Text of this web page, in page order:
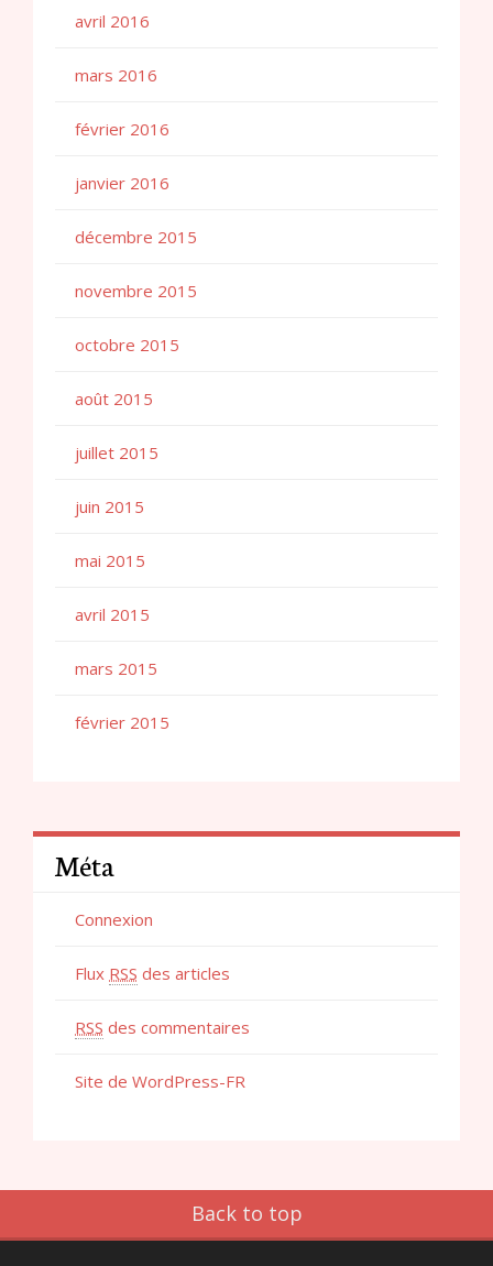
avril 2016
mars 2016
février 2016
janvier 2016
décembre 2015
novembre 2015
octobre 2015
août 2015
juillet 2015
juin 2015
mai 2015
avril 2015
mars 2015
février 2015
Méta
Connexion
Flux RSS des articles
RSS des commentaires
Site de WordPress-FR
Back to top